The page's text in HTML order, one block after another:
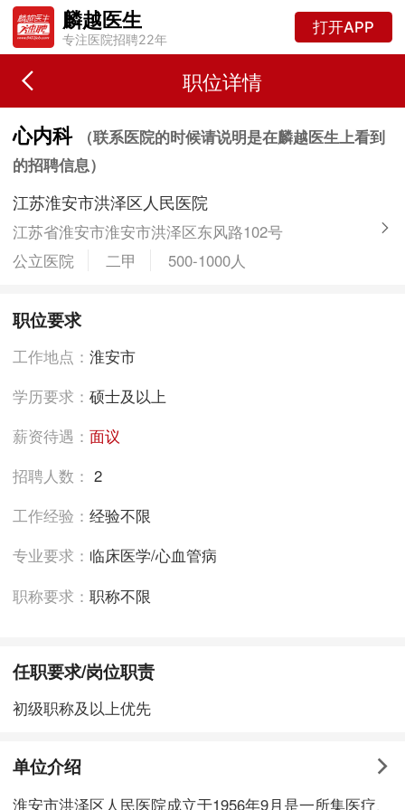
麟越医生
专注医院招聘22年
打开APP
职位详情
心内科
（联系医院的时候请说明是在麟越医生上看到
的招聘信息）
江苏淮安市洪泽区人民医院
江苏省淮安市淮安市洪泽区东风路102号
公立医院
二甲 500-1000人
职位要求
工作地点：淮安市
学历要求：硕士及以上
薪资待遇：面议
招聘人数：2
工作经验：经验不限
专业要求： 临床医学/心血管病
职称要求：职称不限
任职要求/岗位职责
初级职称及以上优先
单位介绍
淮安市洪泽区人民医院成立于1956年9月是一所集医疗、